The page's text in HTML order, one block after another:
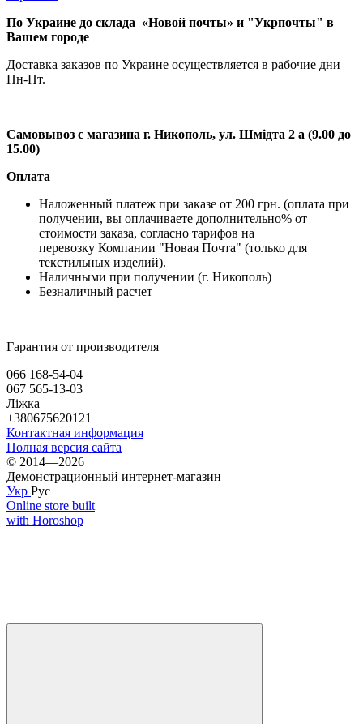
По Украине до склада «Новой почты» и "Укрпочты" в
Вашем городе
Доставка заказов по Украине осуществляется в рабочие дни
Пн-Пт.
Самовывоз с магазина г. Никополь, ул. Шмідта 2 а (9.00 до
15.00)
Оплата
Наложенный платеж при заказе от 200 грн. (оплата при
получении, вы оплачиваете дополнительно% от
стоимости заказа, согласно тарифов на
перевозку Компании "Новая Почта" (только для
текстильных изделий).
Наличными при получении (г. Никополь)
Безналичный расчет
Гарантия от производителя
066 168-54-04
067 565-13-03
Ліжка
+380675620121
Контактная информация
Полная версия сайта
© 2014—2026
Демонстрационный интернет-магазин
Укр Рус
Online store built
with Horoshop